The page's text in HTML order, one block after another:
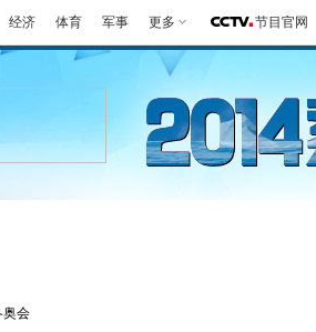
经济 体育 军事 更多 节目官网
奥会